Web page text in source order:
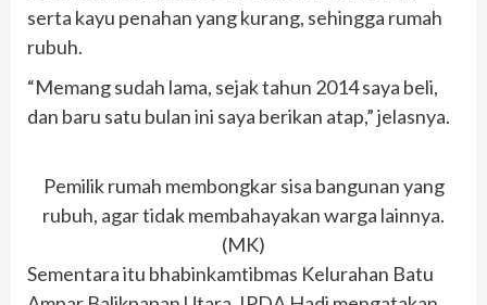
serta kayu penahan yang kurang, sehingga rumah
rubuh.
“Memang sudah lama, sejak tahun 2014 saya beli,
dan baru satu bulan ini saya berikan atap,” jelasnya.
Pemilik rumah membongkar sisa bangunan yang
rubuh, agar tidak membahayakan warga lainnya.
(MK)
Sementara itu bhabinkamtibmas Kelurahan Batu